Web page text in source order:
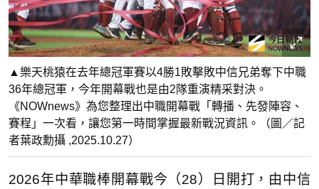
▲樂天桃猿在去年總冠軍賽以4勝1敗擊敗中信兄弟奪下中職
36年總冠軍，今年開幕戰也是由2隊重演精采對決。
《NOWnews》為您整理出中職開幕戰「轉播、先發陣容、
賽程」一次看，讓您第一時間掌握最新戰況資訊。（圖／記
者葉政勳攝 ,2025.10.27）
2026年中華職棒開幕戰今（28）日開打，由中信